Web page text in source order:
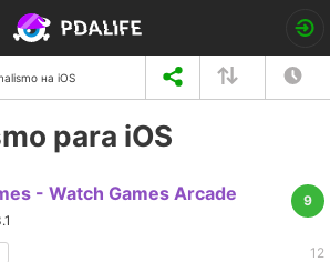
на iOS
para iOS
9
- Watch Games Arcade
12